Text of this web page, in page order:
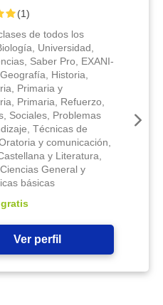
(1)
de todos los
Universidad,
Saber Pro, EXANI-
Historia,
Primaria y
Primaria, Refuerzo,
Sociales, Problemas
Técnicas de
y comunicación,
y Literatura,
General y
básicas
gratis
Ver perfil